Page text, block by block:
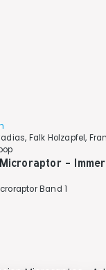
Falk Holzapfel,
-
Band 1
Preis: